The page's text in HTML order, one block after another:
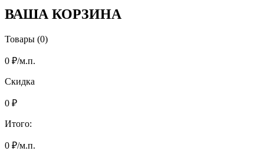
ВАША КОРЗИНА
Товары (0)
0 ₽/м.п.
Скидка
0 ₽
Итого:
0 ₽/м.п.